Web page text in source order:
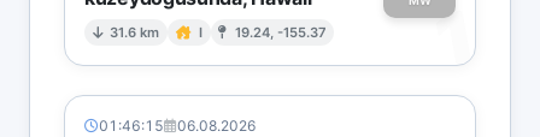
31.6 km I 19.24, -155.37 1
01:46:15 06.08.2026